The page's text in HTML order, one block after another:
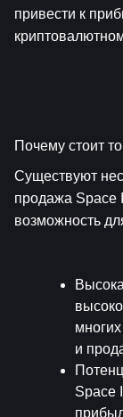
привести к
Почему стоит
Существуют
продажа Space
возможность
и
Space